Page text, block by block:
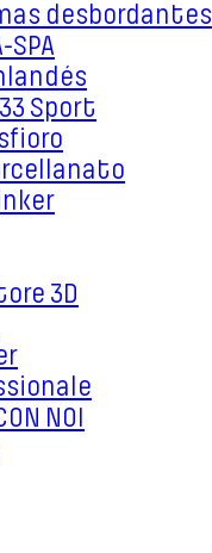
desbordantes
SPA
Sport
3D
NOI